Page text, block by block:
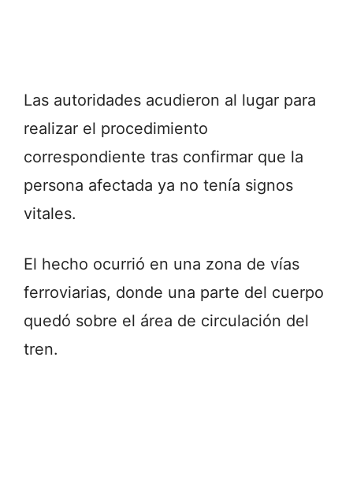
Las autoridades acudieron al lugar para
realizar el procedimiento
correspondiente tras confirmar que la
persona afectada ya no tenía signos
vitales.
El hecho ocurrió en una zona de vías
ferroviarias, donde una parte del cuerpo
quedó sobre el área de circulación del
tren.